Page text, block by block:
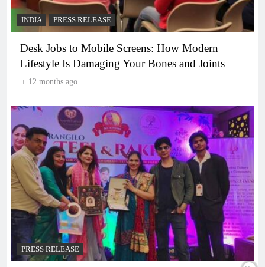
INDIA PRESS RELEASE
Desk Jobs to Mobile Screens: How Modern
Lifestyle Is Damaging Your Bones and Joints
12 months ago
PRESS RELEASE